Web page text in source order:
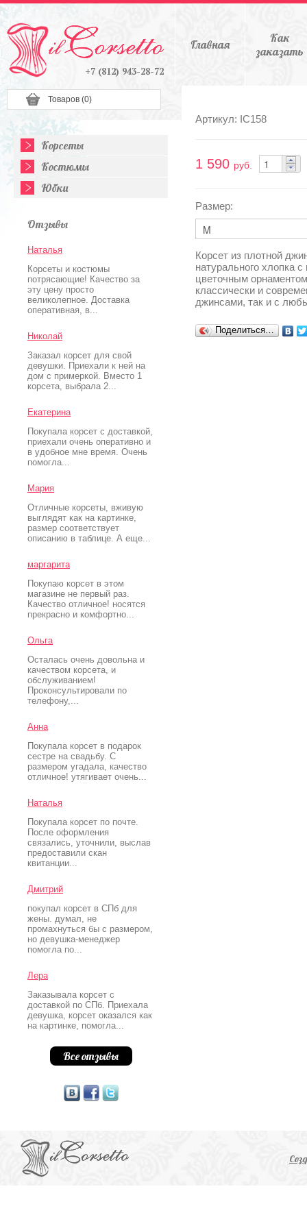
Товаров (0)
+7 (812) 943-28-72
Главная
Как
заказать
Корсеты
Костюмы
Юбки
Отзывы
Наталья
Корсеты и костюмы
потрясающие! Качество за
эту цену просто
великолепное. Доставка
оперативная, в...
Николай
Заказал корсет для свой
девушки. Приехали к ней на
дом с примеркой. Вместо 1
корсета, выбрала 2...
Екатерина
Покупала корсет с доставкой,
приехали очень оперативно и
в удобное мне время. Очень
помогла...
Мария
Отличные корсеты, вживую
выглядят как на картинке,
размер соответствует
описанию в таблице. А еще...
маргарита
Покупаю корсет в этом
магазине не первый раз.
Качество отличное! носятся
прекрасно и комфортно...
Ольга
Осталась очень довольна и
качеством корсета, и
обслуживанием!
Проконсультировали по
телефону,...
Анна
Покупала корсет в подарок
сестре на свадьбу. С
размером угадала, качество
отличное! утягивает очень...
Наталья
Покупала корсет по почте.
После оформления
связались, уточнили, выслав
предоставили скан
квитанции...
Дмитрий
покупал корсет в СПб для
жены. думал, не
промахнуться бы с размером,
но девушка-менеджер
помогла по...
Лера
Заказывала корсет с
доставкой по СПб. Приехала
девушка, корсет оказался как
на картинке, помогла...
Все отзывы
Артикул: IC158
1 590 руб.
Размер:
Корсет из плотной
натурального хлопка
цветочным
классически и
джинсами, так и с
Поделиться…